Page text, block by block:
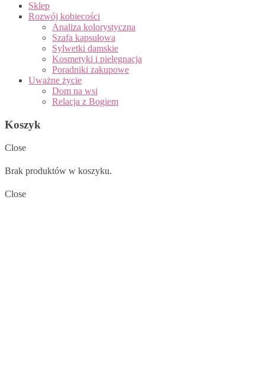
Sklep
Rozwój kobiecości
Analiza kolorystyczna
Szafa kapsułowa
Sylwetki damskie
Kosmetyki i pielęgnacja
Poradniki zakupowe
Uważne życie
Dom na wsi
Relacja z Bogiem
Koszyk
Close
Brak produktów w koszyku.
Close